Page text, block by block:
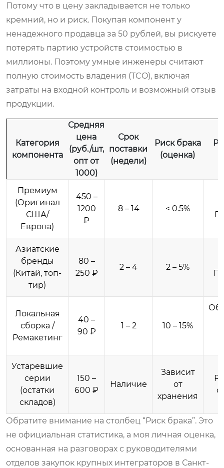
Потому что в цену закладывается не только
кремний, но и риск. Покупая компонент у
ненадежного продавца за 50 рублей, вы рискуете
потерять партию устройств стоимостью в
миллионы. Поэтому умные инженеры считают
полную стоимость владения (TCO), включая
затраты на входной контроль и возможный отзыв
продукции.
Категория
компонента
Средняя
цена
(руб./шт,
опт от
1000)
Срок
поставки
(недели)
Риск брака
(оценка)
Премиум
(Оригинал
США/
Европа)
450 –
1200
₽
8 – 14 < 0.5%
Азиатские
бренды
(Китай, топ-
тир)
80 –
250 ₽
2 – 4 2 – 5%
Локальная
сборка /
Ремакетинг
40 –
90 ₽
1 – 2 10 – 15%
Устаревшие
серии
(остатки
складов)
150 –
600 ₽
Наличие
Зависит
от
хранения
Обратите внимание на столбец “Риск брака”. Это
не официальная статистика, а моя личная оценка,
основанная на разговорах с руководителями
отделов закупок крупных интеграторов в Санкт-